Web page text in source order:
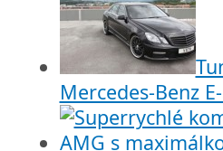
Mercedes-Benz